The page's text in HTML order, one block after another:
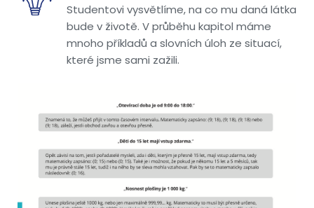
Studentovi vysvětlíme, na co mu daná látka
bude v životě. V průběhu kapitol máme
mnoho příkladů a slovních úloh ze situací,
které jsme sami zažili.